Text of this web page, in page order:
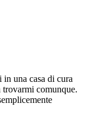
in una casa di cura
trovarmi comunque.